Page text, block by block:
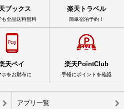
ブックス
も全品送料無料
楽天トラベル
簡単宿泊予約！
天ペイ
ホをお財布に
楽天PointClub
手軽にポイントを確認
アプリ一覧